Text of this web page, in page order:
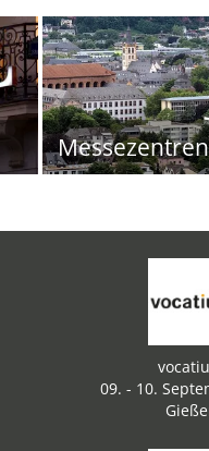
Messezentren
09. - 10.